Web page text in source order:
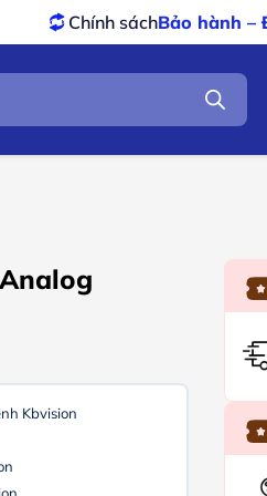
hành – Đổi trảtốt nhất
Kbvision